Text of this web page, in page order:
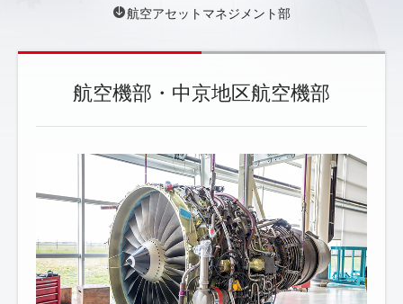
航空アセットマネジメント部
航空機部・中京地区航空機部